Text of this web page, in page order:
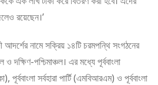
রয়েছেন।’
আদর্শের নামে সক্রিয় ১৪টি চরমপন্থি সংগঠনের
দক্ষিণ-পশ্চিমাঞ্চল। এর মধ্যে পূর্ববাংলা
সর্বহারা পার্টি (এমবিআরএম) ও পূর্ববাংলা